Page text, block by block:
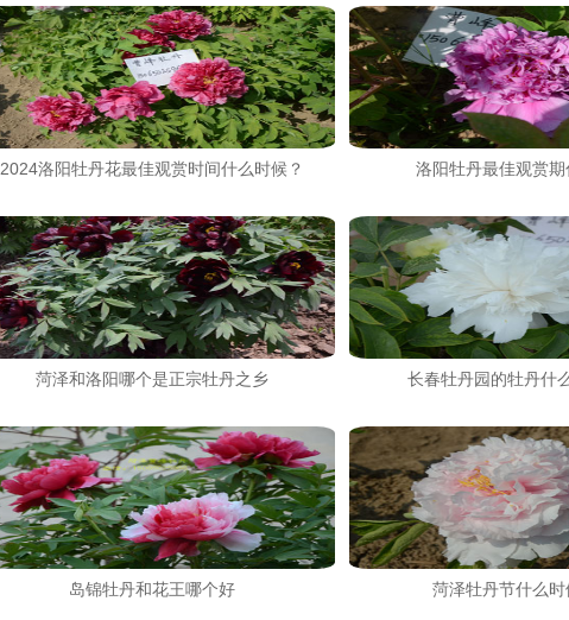
2024洛阳牡丹花最佳观赏时间什么时候？ 洛阳牡丹最佳观赏期
菏泽和洛阳哪个是正宗牡丹之乡 长春牡丹园的牡丹什
岛锦牡丹和花王哪个好 菏泽牡丹节什么时